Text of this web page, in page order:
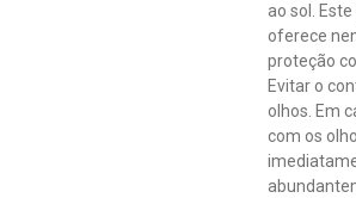
ao sol.
oferece
proteção
Evitar o
olhos. Em
com os